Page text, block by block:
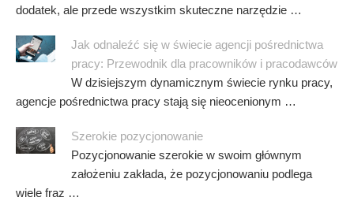
dodatek, ale przede wszystkim skuteczne narzędzie …
Jak odnaleźć się w świecie agencji pośrednictwa
pracy: Przewodnik dla pracowników i pracodawców
W dzisiejszym dynamicznym świecie rynku pracy,
agencje pośrednictwa pracy stają się nieocenionym …
Szerokie pozycjonowanie
Pozycjonowanie szerokie w swoim głównym
założeniu zakłada, że pozycjonowaniu podlega
wiele fraz …